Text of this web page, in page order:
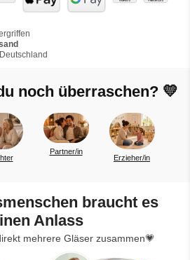
noch überraschen? 💛
in
Erzieher/in Kollegen
braucht es
Anlass
mehrere Gläser zusammen💗